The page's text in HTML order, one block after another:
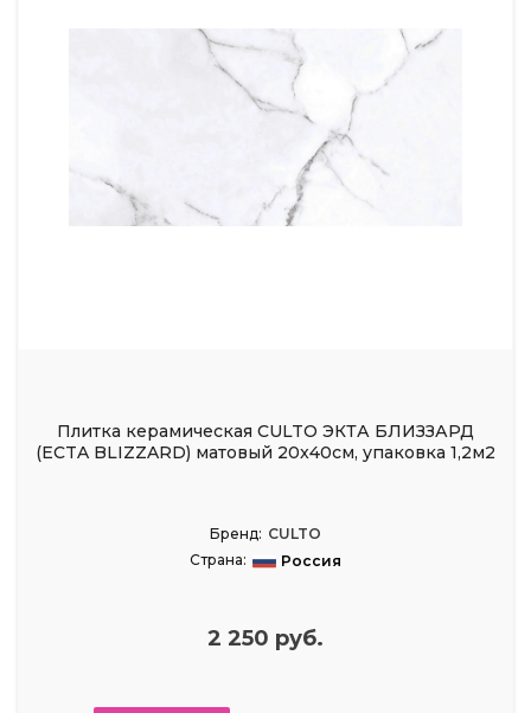
Плитка керамическая CULTO ЭКТА БЛИЗЗАРД
(ECTA BLIZZARD) матовый 20x40см, упаковка 1,2м2
Бренд: CULTO
Страна:
Россия
2 250 руб.